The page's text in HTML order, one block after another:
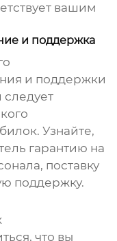
вашим
и поддержка
и поддержки
следует
. Узнайте,
гарантию на
поставку
поддержку.
что вы